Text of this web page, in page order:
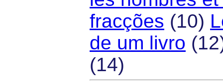
fracções (10)
de um livro
(14)